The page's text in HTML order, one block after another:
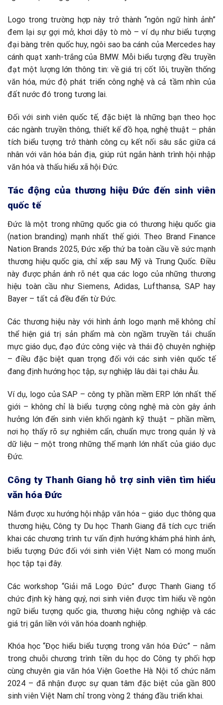
Logo trong trường hợp này trở thành “ngôn ngữ hình ảnh”
đem lại sự gợi mở, khơi dậy tò mò – ví dụ như biểu tượng
đại bàng trên quốc huy, ngôi sao ba cánh của Mercedes hay
cánh quạt xanh-trắng của BMW. Mỗi biểu tượng đều truyền
đạt một lượng lớn thông tin: về giá trị cốt lõi, truyền thống
văn hóa, mức độ phát triển công nghệ và cả tầm nhìn của
đất nước đó trong tương lai.
Đối với sinh viên quốc tế, đặc biệt là những bạn theo học
các ngành truyền thông, thiết kế đồ họa, nghệ thuật – phân
tích biểu tượng trở thành công cụ kết nối sâu sắc giữa cá
nhân với văn hóa bản địa, giúp rút ngắn hành trình hội nhập
văn hóa và thấu hiểu xã hội Đức.
Tác động của thương hiệu Đức đến sinh viên
quốc tế
Đức là một trong những quốc gia có thương hiệu quốc gia
(nation branding) mạnh nhất thế giới. Theo Brand Finance
Nation Brands 2025, Đức xếp thứ ba toàn cầu về sức mạnh
thương hiệu quốc gia, chỉ xếp sau Mỹ và Trung Quốc. Điều
này được phản ánh rõ nét qua các logo của những thương
hiệu toàn cầu như Siemens, Adidas, Lufthansa, SAP hay
Bayer – tất cả đều đến từ Đức.
Các thương hiệu này với hình ảnh logo mạnh mẽ không chỉ
thể hiện giá trị sản phẩm mà còn ngầm truyền tải chuẩn
mực giáo dục, đạo đức công việc và thái độ chuyên nghiệp
– điều đặc biệt quan trọng đối với các sinh viên quốc tế
đang định hướng học tập, sự nghiệp lâu dài tại châu Âu.
Ví dụ, logo của SAP – công ty phần mềm ERP lớn nhất thế
giới – không chỉ là biểu tượng công nghệ mà còn gây ảnh
hưởng lớn đến sinh viên khối ngành kỹ thuật – phần mềm,
nơi họ thấy rõ sự nghiêm cẩn, chuẩn mực trong quản lý và
dữ liệu – một trong những thế mạnh lớn nhất của giáo dục
Đức.
Công ty Thanh Giang hỗ trợ sinh viên tìm hiểu
văn hóa Đức
Nắm được xu hướng hội nhập văn hóa – giáo dục thông qua
thương hiệu, Công ty Du học Thanh Giang đã tích cực triển
khai các chương trình tư vấn định hướng khám phá hình ảnh,
biểu tượng Đức đối với sinh viên Việt Nam có mong muốn
học tập tại đây.
Các workshop “Giải mã Logo Đức” được Thanh Giang tổ
chức định kỳ hàng quý, nơi sinh viên được tìm hiểu về ngôn
ngữ biểu tượng quốc gia, thương hiệu công nghiệp và các
giá trị gắn liền với văn hóa doanh nghiệp.
Khóa học “Đọc hiểu biểu tượng trong văn hóa Đức” – nằm
trong chuỗi chương trình tiền du học do Công ty phối hợp
cùng chuyên gia văn hóa Viện Goethe Hà Nội tổ chức năm
2024 – đã nhận được sự quan tâm đặc biệt của gần 800
sinh viên Việt Nam chỉ trong vòng 2 tháng đầu triển khai.